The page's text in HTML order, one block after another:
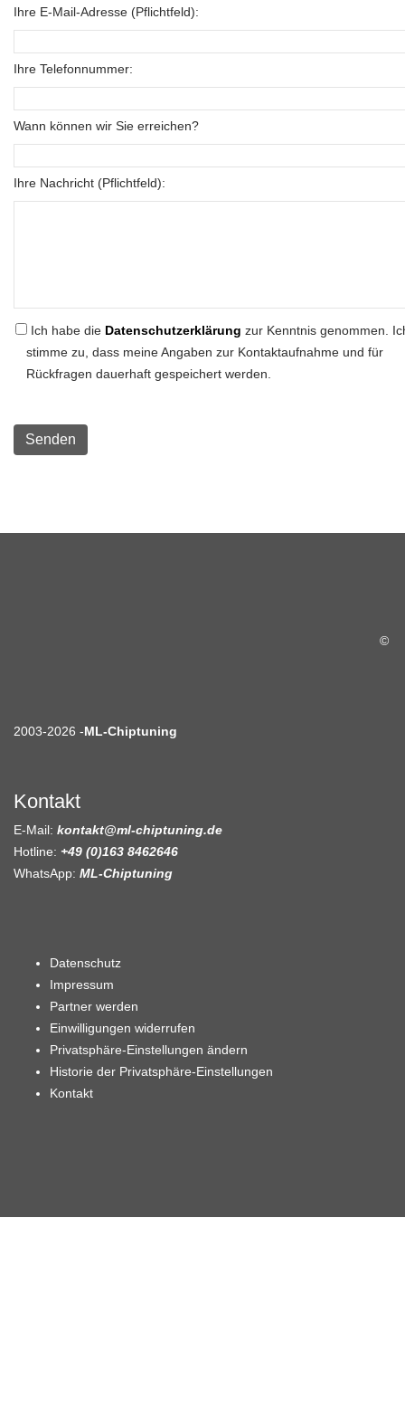
Ihre E-Mail-Adresse (Pflichtfeld):
Ihre Telefonnummer:
Wann können wir Sie erreichen?
Ihre Nachricht (Pflichtfeld):
Ich habe die Datenschutzerklärung zur Kenntnis genommen.
stimme zu, dass meine Angaben zur Kontaktaufnahme und für
Rückfragen dauerhaft gespeichert werden.
©
2003-2026 -ML-Chiptuning
Kontakt
E-Mail: kontakt@ml-chiptuning.de
Hotline: +49 (0)163 8462646
WhatsApp: ML-Chiptuning
Datenschutz
Impressum
Partner werden
Einwilligungen widerrufen
Privatsphäre-Einstellungen ändern
Historie der Privatsphäre-Einstellungen
Kontakt